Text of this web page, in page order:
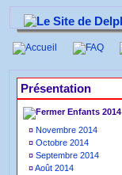
Présentation
Enfants 2014
¤ Novembre 2014
¤ Octobre 2014
¤ Septembre 2014
¤Août 2014